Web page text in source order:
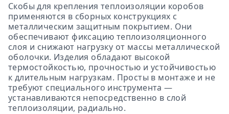
Скобы для крепления теплоизоляции коробов
применяются в сборных конструкциях с
металлическим защитным покрытием. Они
обеспечивают фиксацию теплоизоляционного
слоя и снижают нагрузку от массы металлической
оболочки. Изделия обладают высокой
термостойкостью, прочностью и устойчивостью
к длительным нагрузкам. Просты в монтаже и не
требуют специального инструмента —
устанавливаются непосредственно в слой
теплоизоляции, радиально.